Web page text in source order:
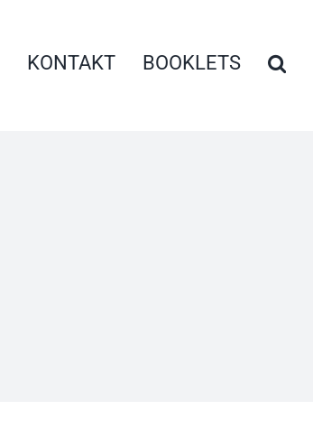
KONTAKT BOOKLETS